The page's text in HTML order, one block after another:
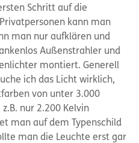
Schritt auf die
kann man
man nur aufklären und
Außenstrahler und
montiert. Generell
ich das Licht wirklich,
von unter 3.000
nur 2.200 Kelvin
man auf dem Typenschild
man die Leuchte erst gar